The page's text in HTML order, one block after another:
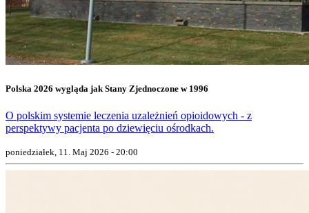
Polska 2026 wygląda jak Stany Zjednoczone w 1996
O polskim systemie leczenia uzależnień opioidowych - z
perspektywy pacjenta po dziewięciu ośrodkach.
poniedziałek, 11. Maj 2026 - 20:00